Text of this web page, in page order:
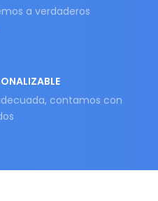
a verdaderos
contamos con